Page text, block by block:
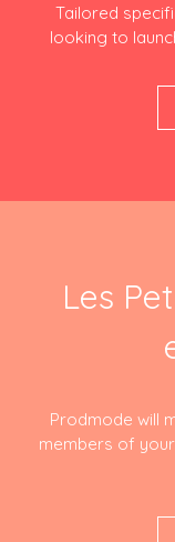
Tailored
looking to
Les
Prodmode will
members of